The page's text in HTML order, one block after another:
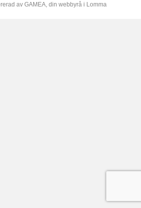
av GAMEA, din webbyrå i Lomma